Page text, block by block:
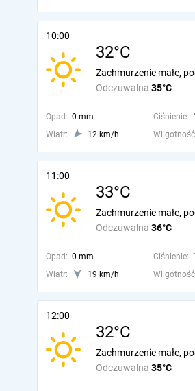
10:00
32°C
Odczuwalna 35°C
Zachmurzenie małe,
Opad: 0 mm Ciśnienie:
Wiatr:
12 km/h
11:00
33°C
Odczuwalna 36°C
Zachmurzenie małe,
Opad: 0 mm Ciśnienie:
Wiatr:
19 km/h
12:00
32°C
Odczuwalna 35°C
Zachmurzenie małe,